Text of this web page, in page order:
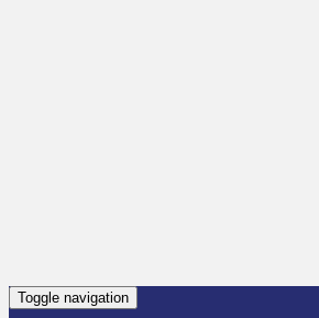
Toggle navigation